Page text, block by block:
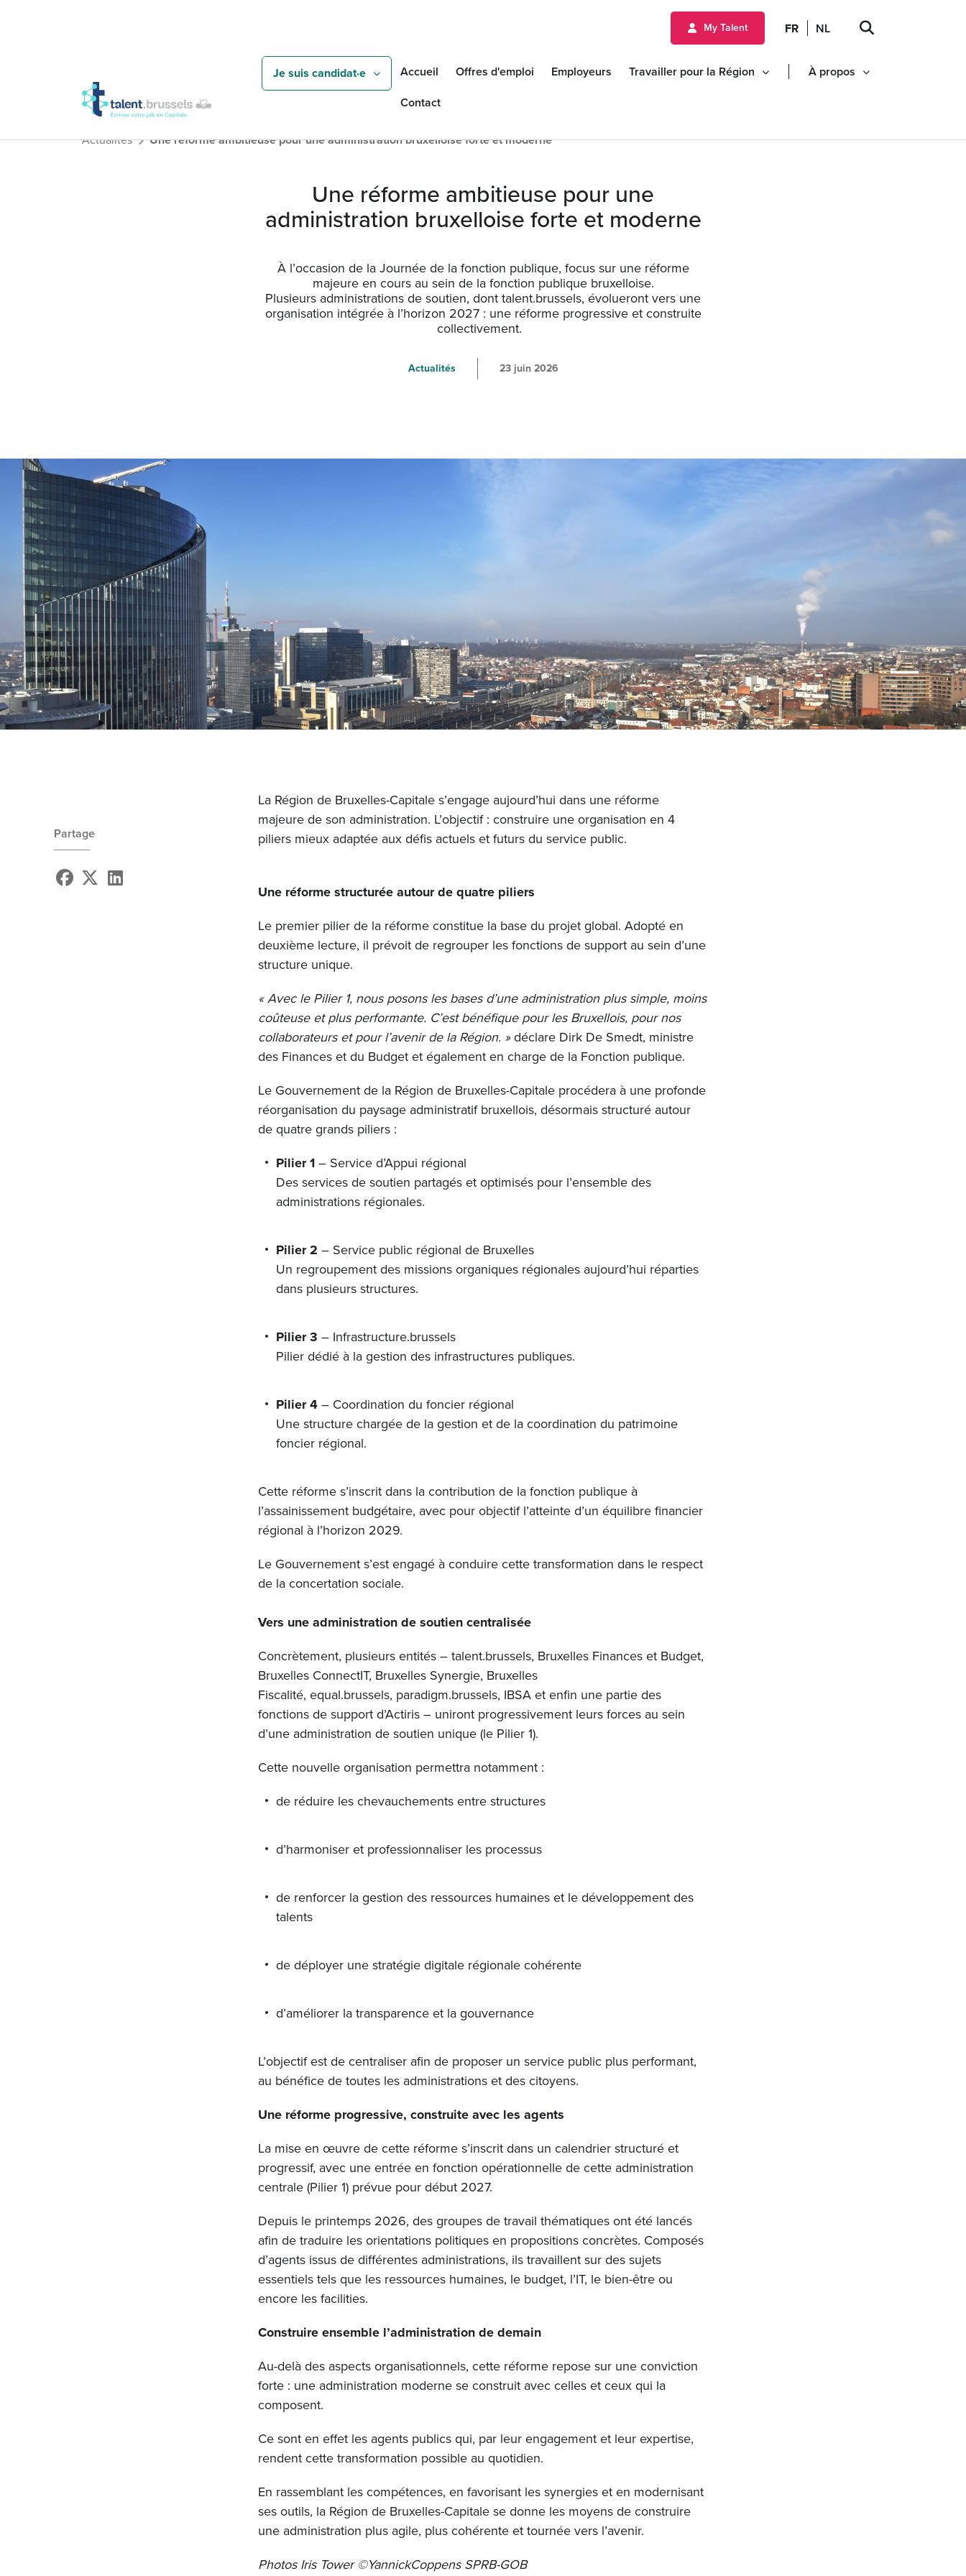
Je suis candidat·e Accueil Offres d'emploi Employeurs Travailler pour la Région
À propos
Contact
My Talent FR NL
Actualités Une réforme ambitieuse pour une administration bruxelloise forte et moderne
Une réforme ambitieuse pour une
administration bruxelloise forte et moderne
À l’occasion de la Journée de la fonction publique, focus sur une réforme
majeure en cours au sein de la fonction publique bruxelloise.
Plusieurs administrations de soutien, dont talent.brussels, évolueront vers une
organisation intégrée à l’horizon 2027 : une réforme progressive et construite
collectivement.
Actualités 23 juin 2026
Partage
La Région de Bruxelles-Capitale s’engage aujourd’hui dans une réforme
majeure de son administration. L’objectif : construire une organisation en 4
piliers mieux adaptée aux défis actuels et futurs du service public.
Une réforme structurée autour de quatre piliers
Le premier pilier de la réforme constitue la base du projet global. Adopté en
deuxième lecture, il prévoit de regrouper les fonctions de support au sein d’une
structure unique.
« Avec le Pilier 1, nous posons les bases d’une administration plus simple, moins
coûteuse et plus performante. C’est bénéfique pour les Bruxellois, pour nos
collaborateurs et pour l’avenir de la Région. »déclare Dirk De Smedt, ministre
des Finances et du Budget et également en charge de la Fonction publique.
Le Gouvernement de la Région de Bruxelles-Capitale procédera à une profonde
réorganisation du paysage administratif bruxellois, désormais structuré autour
de quatre grands piliers :
Pilier 1– Service d’Appui régional
Des services de soutien partagés et optimisés pour l’ensemble des
administrations régionales.
Pilier 2 – Service public régional de Bruxelles
Un regroupement des missions organiques régionales aujourd’hui réparties
dans plusieurs structures.
Pilier 3 – Infrastructure.brussels
Pilier dédié à la gestion des infrastructures publiques.
Pilier 4– Coordination du foncier régional
Une structure chargée de la gestion et de la coordination du patrimoine
foncier régional.
Cette réforme s’inscrit dans la contribution de la fonction publique à
l’assainissement budgétaire, avec pour objectif l’atteinte d’un équilibre financier
régional à l’horizon 2029.
Le Gouvernement s’est engagé à conduire cette transformation dans le respect
de la concertation sociale.
Vers une administration de soutien centralisée
Concrètement, plusieurs entités – talent.brussels, Bruxelles Finances et Budget,
Bruxelles ConnectIT, Bruxelles Synergie, Bruxelles
Fiscalité, equal.brussels, paradigm.brussels, IBSA et enfin une partie des
fonctions de support d’Actiris – uniront progressivement leurs forces au sein
d’une administration de soutien unique (le Pilier 1).
Cette nouvelle organisation permettra notamment :
de réduire les chevauchements entre structures
d’harmoniser et professionnaliser les processus
de renforcer la gestion des ressources humaines et le développement des
talents
de déployer une stratégie digitale régionale cohérente
d’améliorer la transparence et la gouvernance
L’objectif est de centraliser afin de proposer un service public plus performant,
au bénéfice de toutes les administrations et des citoyens.
Une réforme progressive, construite avec les agents
La mise en œuvre de cette réforme s’inscrit dans un calendrier structuré et
progressif, avec une entrée en fonction opérationnelle de cette administration
centrale (Pilier 1) prévue pour début 2027.
Depuis le printemps 2026, des groupes de travail thématiques ont été lancés
afin de traduire les orientations politiques en propositions concrètes. Composés
d’agents issus de différentes administrations, ils travaillent sur des sujets
essentiels tels que les ressources humaines, le budget, l’IT, le bien-être ou
encore les facilities.
Construire ensemble l’administration de demain
Au-delà des aspects organisationnels, cette réforme repose sur une conviction
forte : une administration moderne se construit avec celles et ceux qui la
composent.
Ce sont en effet les agents publics qui, par leur engagement et leur expertise,
rendent cette transformation possible au quotidien.
En rassemblant les compétences, en favorisant les synergies et en modernisant
ses outils, la Région de Bruxelles-Capitale se donne les moyens de construire
une administration plus agile, plus cohérente et tournée vers l’avenir.
Photos Iris Tower ©YannickCoppens SPRB-GOB